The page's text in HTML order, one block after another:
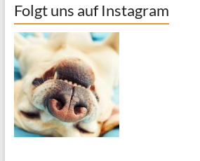
Folgt uns auf Instagram